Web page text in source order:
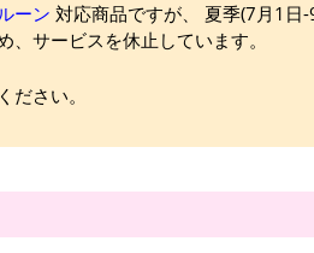
ーン 対応商品ですが、 夏季(7月1日-
サービスを休止しています。
ださい。